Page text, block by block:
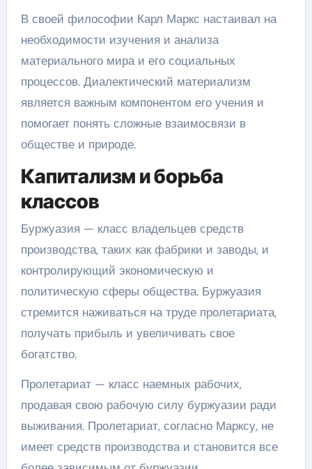
В своей философии Карл Маркс настаивал на
необходимости изучения и анализа
материального мира и его социальных
процессов. Диалектический материализм
является важным компонентом его учения и
помогает понять сложные взаимосвязи в
обществе и природе.
Капитализм и борьба
классов
Буржуазия — класс владельцев средств
производства, таких как фабрики и заводы, и
контролирующий экономическую и
политическую сферы общества. Буржуазия
стремится наживаться на труде пролетариата,
получать прибыль и увеличивать свое
богатство.
Пролетариат — класс наемных рабочих,
продавая свою рабочую силу буржуазии ради
выживания. Пролетариат, согласно Марксу, не
имеет средств производства и становится все